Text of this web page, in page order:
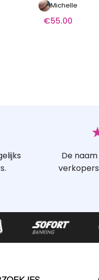
Michelle
€55.00
De